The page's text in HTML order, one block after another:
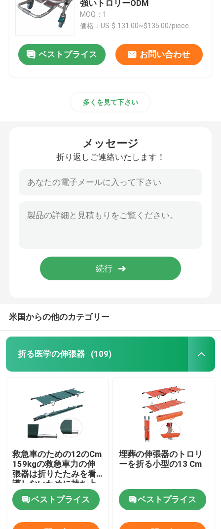
電気検査のベッド
外科手術台
医療機器のトロリー
緊急の移動式伸張器
病院の医学の家具
強いトロリーODM
MOQ：1
価格：US $ 131.00~$135.00/piece
ベストプライス お問い合わせ
多くを見て下さい
メッセージ
折り返しご連絡いたします！
米国からの他のカテゴリー
折る医学の伸張器 (109)
救急車のための12のCm
159kgの救急車力の伸
張器は折りたたみを看
護しないために持ち上
がる
ベストプライス
埋葬の伸張器のトロリ
ーを折る小型の13 Cm
ベストプライス